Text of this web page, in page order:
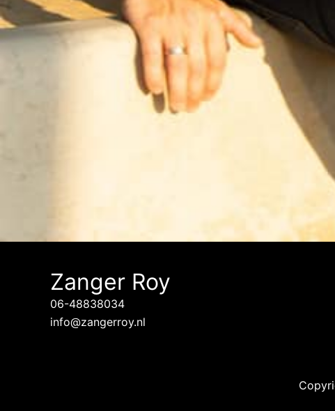
Zanger Roy
06-48838034
info@zangerroy.nl